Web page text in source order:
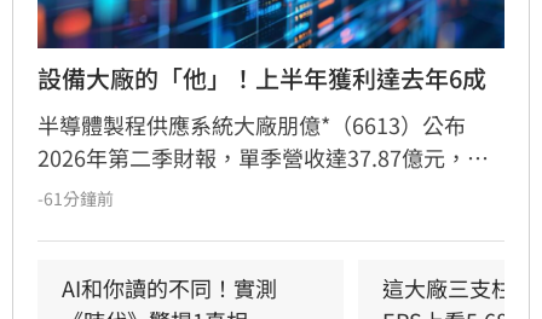
設備大廠的「他」！上半年獲利達去年6成
半導體製程供應系統大廠朋億*（6613）公布
2026年第二季財報，單季營收達37.87億元，年
增85.31%，創下歷史新高。上半年累計EPS達
求暢旺，帶動化學品供應系統與自動化控制業務
-61分鐘前
AI和你讀的不同！實測
這大廠三支柱